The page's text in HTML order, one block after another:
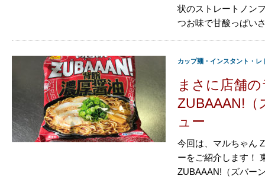
状のストレートノン
つお味で甘酸っぱい
カップ麺・インスタント・レ
まさに店舗
ZUBAAAN!（
ュー
今回は、マルちゃん
ーをご紹介します！
ZUBAAAN!（ズバー